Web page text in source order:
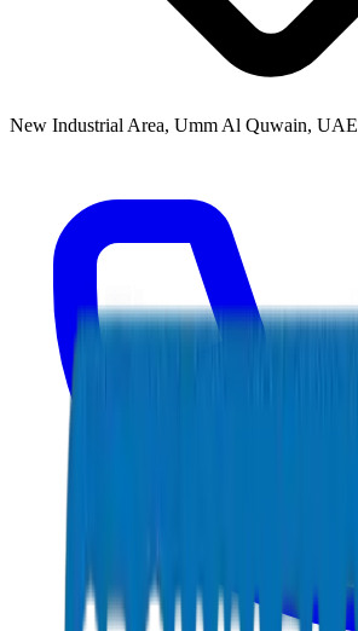
New Industrial Area, Umm Al Quwain, UAE